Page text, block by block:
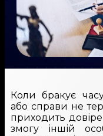
Коли бракує
або справи не
приходить
змогу іншій